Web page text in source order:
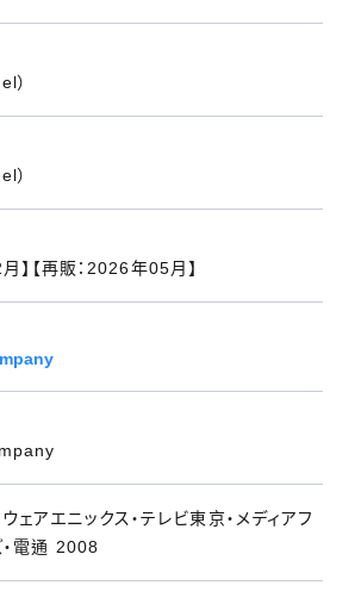
）
）
】【再販：2026年05月】
アエニックス・テレビ東京・メディアフ
・電通 2008